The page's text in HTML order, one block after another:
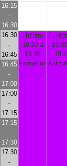
16:15
-
16:30
16:30
-
16:45
Théâtre
16:30 à
19:30
Animation
16:45
-
17:00
17:00
-
17:15
17:15
-
17:30
17:30
-